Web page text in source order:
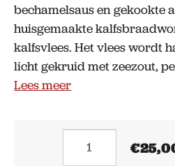
bechamelsaus en gekookte
huisgemaakte
kalfsvlees. Het vlees wordt
licht gekruid met zeezout,
Lees meer
€
Maaltijd